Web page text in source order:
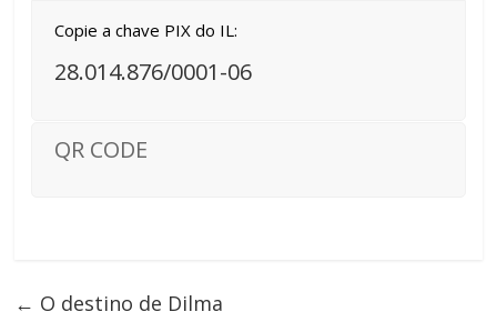
Copie a chave PIX do IL:
28.014.876/0001-06
QR CODE
← O destino de Dilma